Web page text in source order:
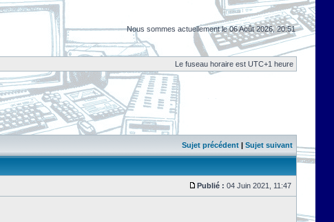
Nous sommes actuellement le 06 Août 2026, 20:51
Le fuseau horaire est UTC+1 heure
Sujet précédent | Sujet suivant
Publié : 04 Juin 2021, 11:47